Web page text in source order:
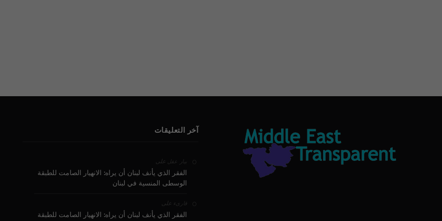
آخر التعليقات
بيار عقل على
الفقر الذي يأنف لبنان أن يراه: الانهيار الصامت للطبقة
الوسطى المنسية في لبنان
قارىء على
الفقر الذي يأنف لبنان أن يراه: الانهيار الصامت للطبقة